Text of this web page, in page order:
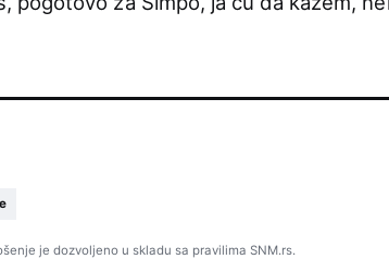
je dozvoljeno u skladu sa pravilima SNM.rs.